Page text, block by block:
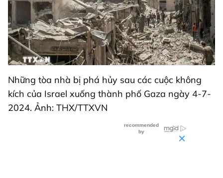
Những tòa nhà bị phá hủy sau các cuộc không
kích của Israel xuống thành phố Gaza ngày 4-7-
2024. Ảnh: THX/TTXVN